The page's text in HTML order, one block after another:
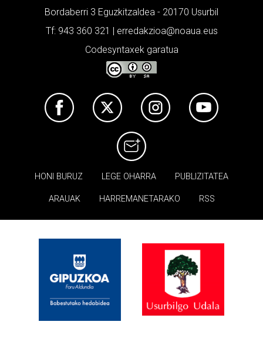
Bordaberri 3 Eguzkitzaldea - 20170 Usurbil
Tf: 943 360 321 | erredakzioa@noaua.eus
Codesyntaxek garatua
HONI BURUZ LEGE OHARRA PUBLIZITATEA
ARAUAK HARREMANETARAKO RSS